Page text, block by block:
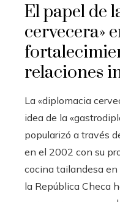
El papel de
cervecera»
relaciones
La «diplomacia
idea de la
popularizó a través
en el 2002 con su
cocina tailandesa en
la República Checa